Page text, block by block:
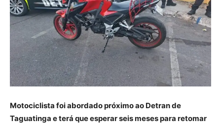
Motociclista foi abordado próximo ao Detran de
Taguatinga e terá que esperar seis meses para retomar